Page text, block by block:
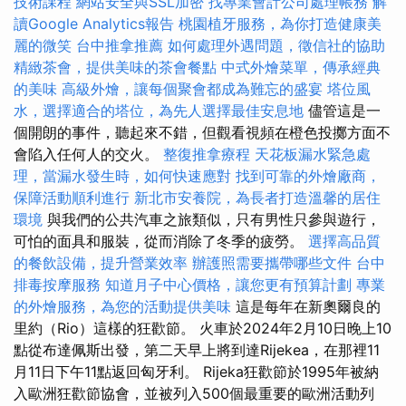
讀Google Analytics報告 桃園植牙服務，為你打造健康美
麗的微笑 台中推拿推薦 如何處理外遇問題，徵信社的協助
精緻茶會，提供美味的茶會餐點 中式外燴菜單，傳承經典
的美味 高級外燴，讓每個聚會都成為難忘的盛宴 塔位風
水，選擇適合的塔位，為先人選擇最佳安息地 儘管這是一
個開朗的事件，聽起來不錯，但觀看視頻在橙色投擲方面不
會陷入任何人的交火。 整復推拿療程 天花板漏水緊急處
理，當漏水發生時，如何快速應對 找到可靠的外燴廠商，
保障活動順利進行 新北市安養院，為長者打造溫馨的居住
環境 與我們的公共汽車之旅類似，只有男性只參與遊行，
可怕的面具和服裝，從而消除了冬季的疲勞。 選擇高品質
的餐飲設備，提升營業效率 辦護照需要攜帶哪些文件 台中
排毒按摩服務 知道月子中心價格，讓您更有預算計劃 專業
的外燴服務，為您的活動提供美味 這是每年在新奧爾良的
里約（Rio）這樣的狂歡節。 火車於2024年2月10日晚上10
點從布達佩斯出發，第二天早上將到達Rijekea，在那裡11
月11日下午11點返回匈牙利。 Rijeka狂歡節於1995年被納
入歐洲狂歡節協會，並被列入500個最重要的歐洲活動列